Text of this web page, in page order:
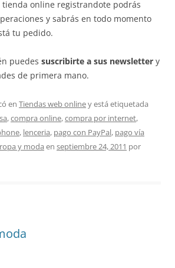
tienda online registrandote podrás
y sabrás en todo momento
tu pedido.
puedes suscribirte a sus newsletter y
de primera mano.
en Tiendas web onliney está etiquetada
,compra online,compra por internet,
, lenceria, pago con PayPal, pago vía
ropa y moda en septiembre 24, 2011 por